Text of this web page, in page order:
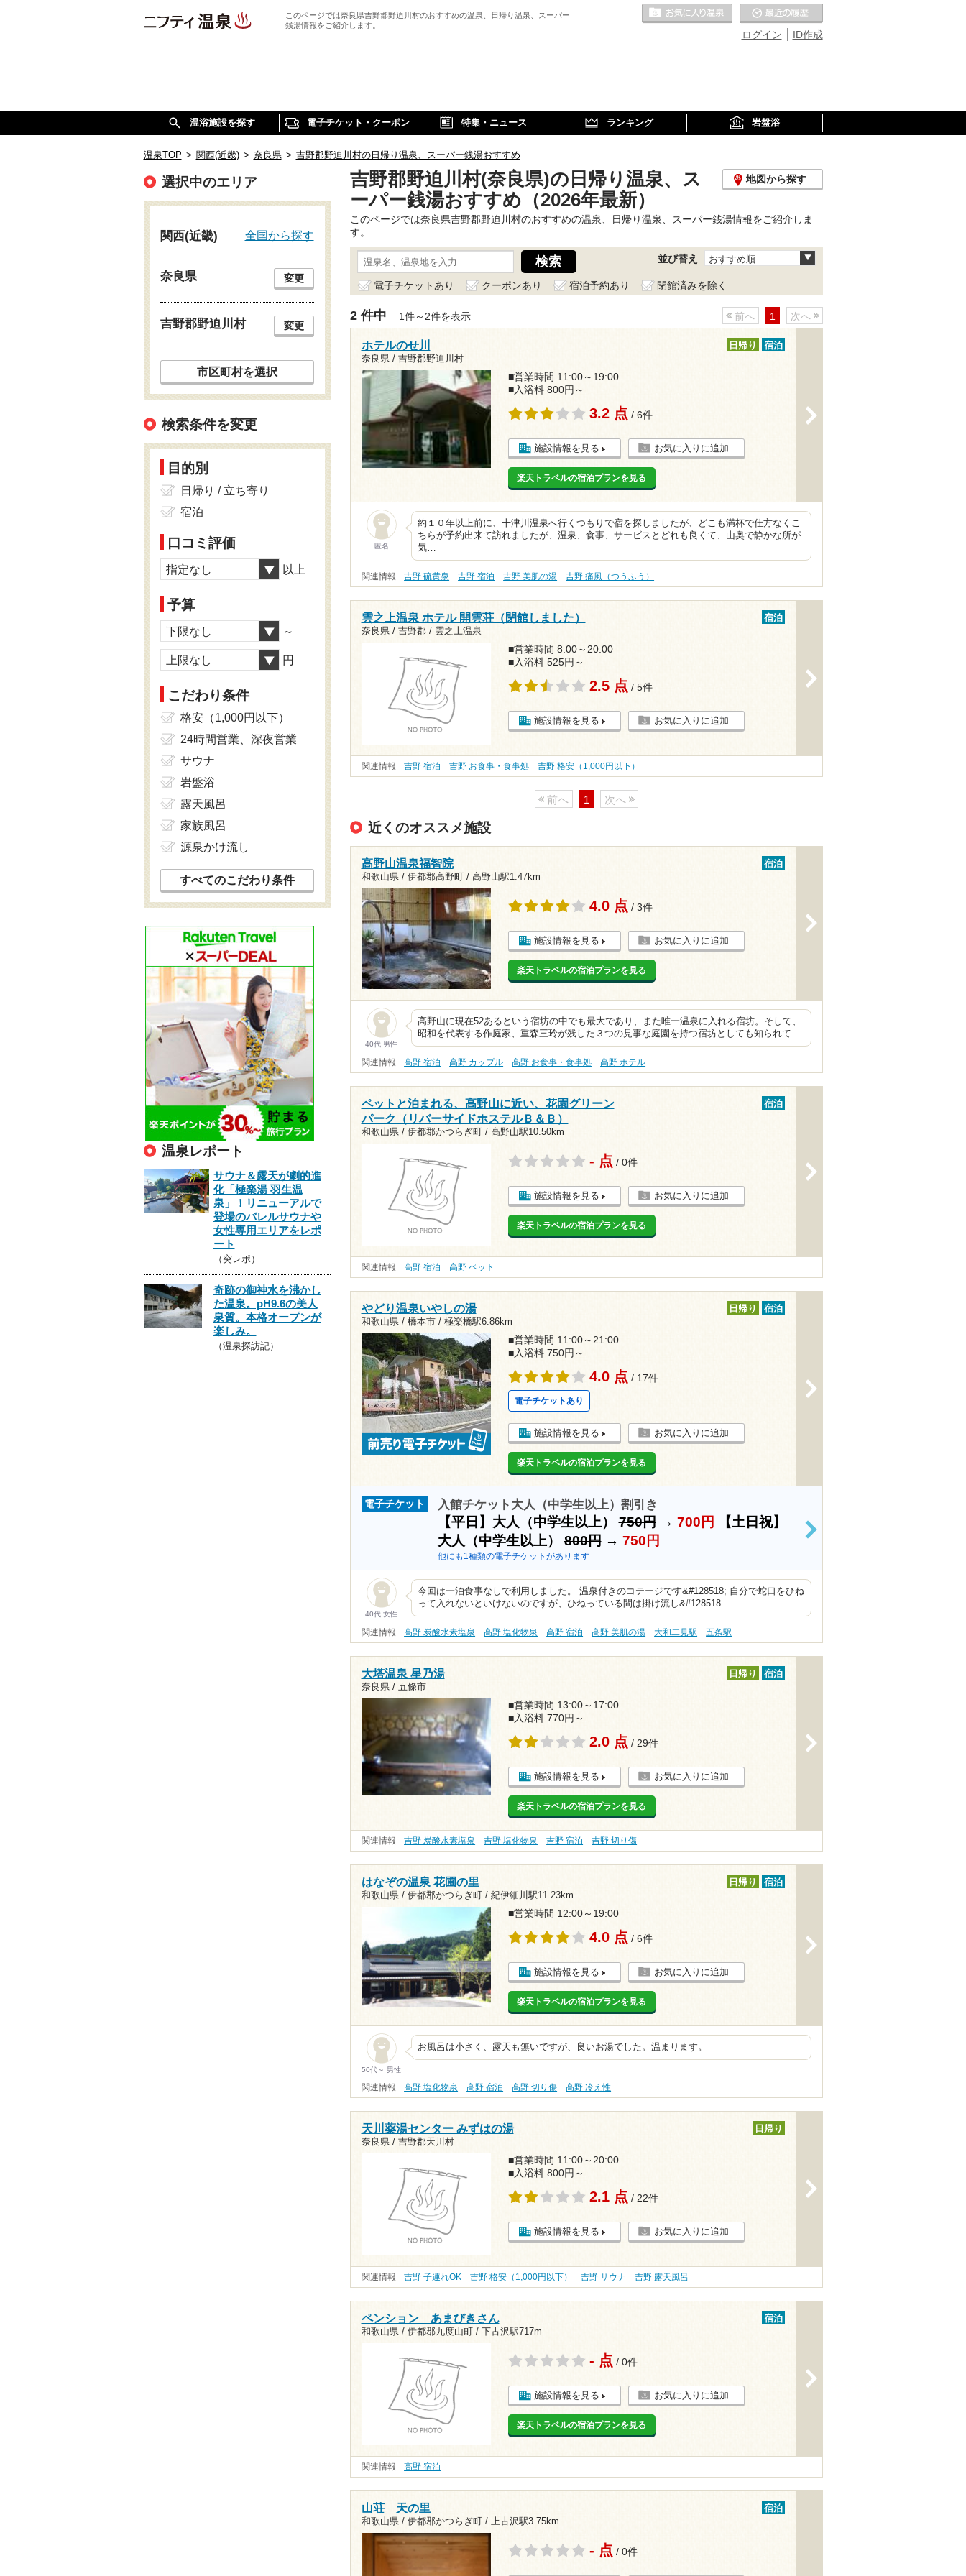
このページでは奈良県吉野郡野迫川村のおすすめの温泉、日帰り温泉、スーパー
銭湯情報をご紹介します。
ID作成
ログイン
お気に入りの温泉
温浴施設を探す 電子チケット・クーポン 特集・ニュース ランキング 岩盤浴
温泉TOP > 関西(近畿) > 奈良県 > 吉野郡野迫川村の日帰り温泉、スーパー銭湯おすすめ
吉野郡野迫川村(奈良県)の日帰り温泉、ス
ーパー銭湯おすすめ（2026年最新）
地図から探す
このページでは奈良県吉野郡野迫川村のおすすめの温泉、日帰り温泉、スーパー銭湯情報をご紹介しま
す。
並び替え おすすめ順
電子チケットあり クーポンあり 宿泊予約あり 閉館済みを除く
2 件中 1件～2件を表示 前へ 1 次へ
ホテルのせ川
奈良県 / 吉野郡野迫川村
日帰り 宿泊
■営業時間 11:00～19:00
■入浴料 800円～
3.2 点 / 6件
施設情報を見る お気に入りに追加
楽天トラベルの宿泊プランを見る
匿名
約１０年以上前に、十津川温泉へ行くつもりで宿を探しましたが、どこも満杯で仕方なくこ
ちらが予約出来て訪れましたが、温泉、食事、サービスとどれも良くて、山奥で静かな所が
気…
関連情報 吉野 硫黄泉 吉野 宿泊 吉野 美肌の湯 吉野 痛風（つうふう）
雲之上温泉 ホテル 開雲荘（閉館しました）
奈良県 / 吉野郡 / 雲之上温泉
宿泊
■営業時間 8:00～20:00
■入浴料 525円～
2.5 点 / 5件
施設情報を見る お気に入りに追加
関連情報 吉野 宿泊 吉野 お食事・食事処 吉野 格安（1,000円以下）
前へ 1 次へ
近くのオススメ施設
高野山温泉福智院
和歌山県 / 伊都郡高野町 / 高野山駅1.47km
宿泊
4.0 点 / 3件
施設情報を見る お気に入りに追加
楽天トラベルの宿泊プランを見る
40代 男性
高野山に現在52あるという宿坊の中でも最大であり、また唯一温泉に入れる宿坊。そして、
昭和を代表する作庭家、重森三玲が残した３つの見事な庭園を持つ宿坊としても知られて…
関連情報 高野 宿泊 高野 カップル 高野 お食事・食事処 高野 ホテル
ペットと泊まれる、高野山に近い、花園グリーン
パーク（リバーサイドホステルＢ＆Ｂ）
和歌山県 / 伊都郡かつらぎ町 / 高野山駅10.50km
宿泊
- 点 / 0件
施設情報を見る お気に入りに追加
楽天トラベルの宿泊プランを見る
関連情報 高野 宿泊 高野 ペット
やどり温泉いやしの湯
和歌山県 / 橋本市 / 極楽橋駅6.86km
日帰り 宿泊
■営業時間 11:00～21:00
■入浴料 750円～
4.0 点 / 17件
電子チケットあり
施設情報を見る お気に入りに追加
楽天トラベルの宿泊プランを見る
電子チケット 入館チケット大人（中学生以上）割引き
【平日】大人（中学生以上）750円→ 700円
【土日祝】
大人（中学生以上）800円→ 750円
他にも1種類の電子チケットがあります
>
40代 女性
今回は一泊食事なしで利用しました。 温泉付きのコテージです&#128518; 自分で蛇口をひね
って入れないといけないのですが、ひねっている間は掛け流し&#128518…
関連情報 高野 炭酸水素塩泉 高野 塩化物泉 高野 宿泊 高野 美肌の湯 大和二見駅 五条駅
大塔温泉 星乃湯
奈良県 / 五條市
日帰り 宿泊
■営業時間 13:00～17:00
■入浴料 770円～
2.0 点 / 29件
施設情報を見る お気に入りに追加
楽天トラベルの宿泊プランを見る
関連情報 吉野 炭酸水素塩泉 吉野 塩化物泉 吉野 宿泊 吉野 切り傷
はなぞの温泉 花圃の里
和歌山県 / 伊都郡かつらぎ町 / 紀伊細川駅11.23km
日帰り 宿泊
■営業時間 12:00～19:00
4.0 点 / 6件
施設情報を見る お気に入りに追加
楽天トラベルの宿泊プランを見る
50代～ 男性
お風呂は小さく、露天も無いですが、良いお湯でした。温まります。
関連情報 高野 塩化物泉 高野 宿泊 高野 切り傷 高野 冷え性
天川薬湯センター みずはの湯
奈良県 / 吉野郡天川村
日帰り
■営業時間 11:00～20:00
■入浴料 800円～
2.1 点 / 22件
施設情報を見る お気に入りに追加
関連情報 吉野 子連れOK 吉野 格安（1,000円以下） 吉野 サウナ 吉野 露天風呂
ペンション あまびきさん
和歌山県 / 伊都郡九度山町 / 下古沢駅717m
宿泊
- 点 / 0件
施設情報を見る お気に入りに追加
楽天トラベルの宿泊プランを見る
関連情報 高野 宿泊
山荘 天の里
和歌山県 / 伊都郡かつらぎ町 / 上古沢駅3.75km
宿泊
- 点 / 0件
選択中のエリア
関西(近畿) 全国から探す
奈良県 変更
吉野郡野迫川村 変更
市区町村を選択
検索条件を変更
目的別
日帰り / 立ち寄り
宿泊
口コミ評価
指定なし 以上
予算
下限なし ～
上限なし 円
こだわり条件
格安（1,000円以下）
24時間営業、深夜営業
サウナ
岩盤浴
露天風呂
家族風呂
源泉かけ流し
すべてのこだわり条件
温泉レポート
サウナ＆露天が劇的進
化「極楽湯 羽生温
泉」！リニューアルで
登場のバレルサウナや
女性専用エリアをレポ
ート
（突レポ）
奇跡の御神水を沸かし
た温泉。pH9.6の美人
泉質。本格オープンが
楽しみ。
（温泉探訪記）